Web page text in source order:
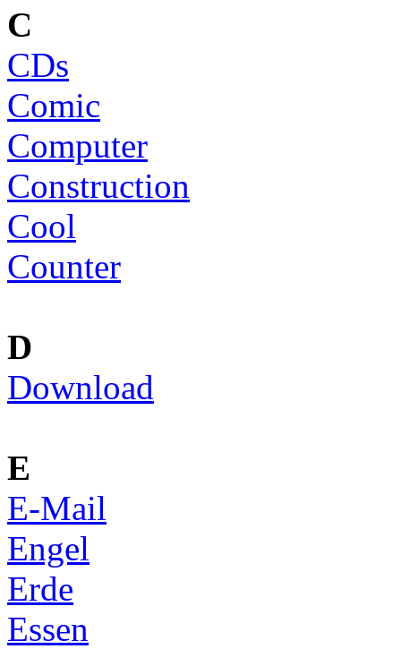
C
CDs
Comic
Computer
Construction
Cool
Counter
D
Download
E
E-Mail
Engel
Erde
Essen